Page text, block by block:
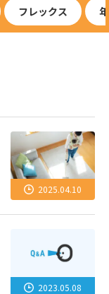
フレックス
2025.04.10
2023.05.08